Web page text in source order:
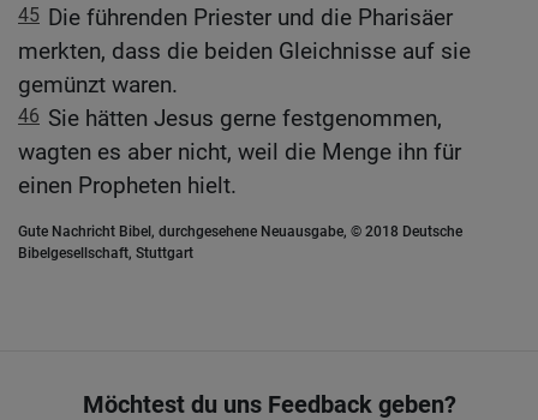
45 Die führenden Priester und die Pharisäer
merkten, dass die beiden Gleichnisse auf sie
gemünzt waren.
46 Sie hätten Jesus gerne festgenommen,
wagten es aber nicht, weil die Menge ihn für
einen Propheten hielt.
Gute Nachricht Bibel, durchgesehene Neuausgabe, © 2018 Deutsche
Bibelgesellschaft, Stuttgart
Möchtest du uns Feedback geben?